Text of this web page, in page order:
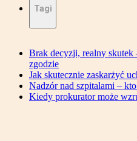
Tagi
Brak decyzji, realny skutek
zgodzie
Jak skutecznie zaskarżyć
Nadzór nad szpitalami –
Kiedy prokurator może